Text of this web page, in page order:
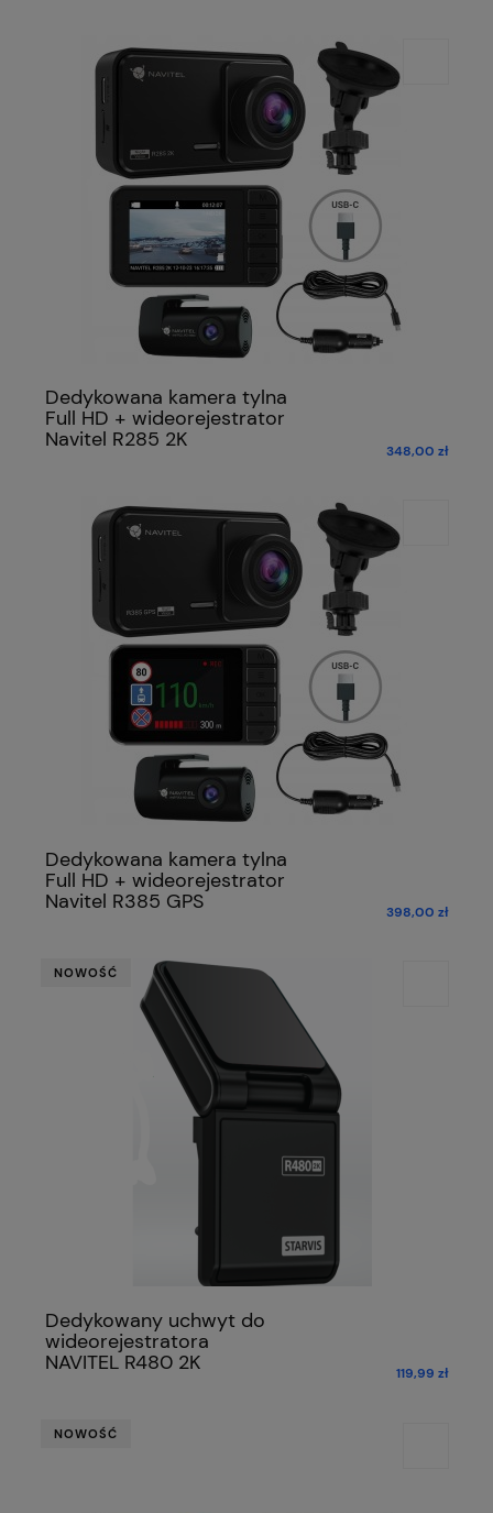
Dedykowana kamera tylna
Full HD + wideorejestrator
Navitel R285 2K 348,00 zł
Dedykowana kamera tylna
Full HD + wideorejestrator
Navitel R385 GPS 398,00 zł
Dedykowany uchwyt do
wideorejestratora
NAVITEL R480 2K 119,99 zł
NOWOŚĆ
NOWOŚĆ